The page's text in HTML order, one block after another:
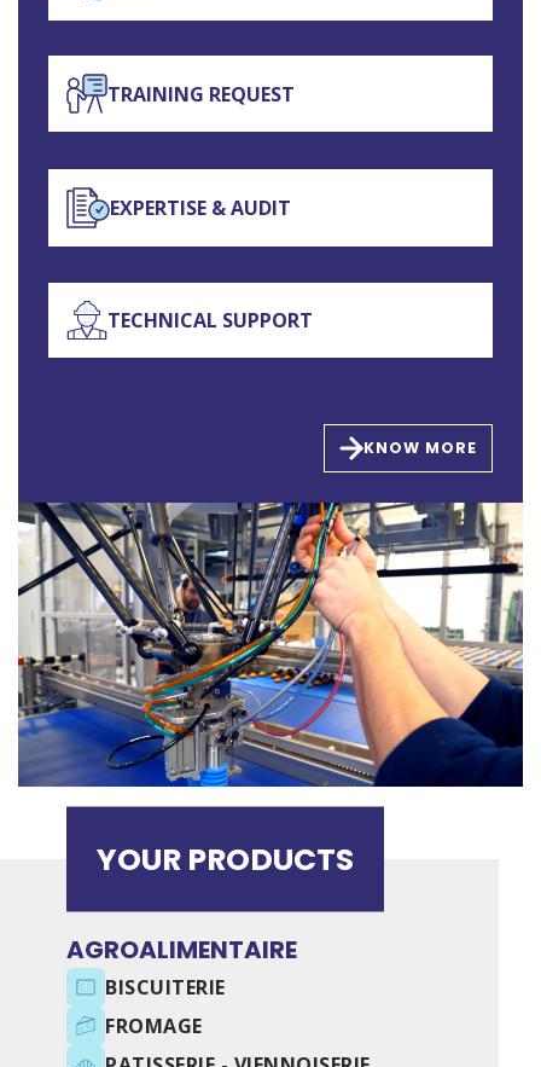
TRAINING REQUEST
EXPERTISE & AUDIT
TECHNICAL SUPPORT
KNOW MORE
YOUR PRODUCTS
AGROALIMENTAIRE
BISCUITERIE
FROMAGE